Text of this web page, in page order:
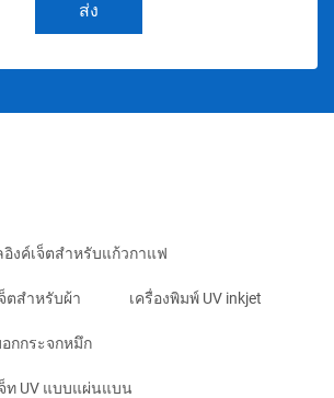
ส่ง
งค์เจ็ตสำหรับแก้วกาแฟ
ตสำหรับผ้า เครื่องพิมพ์ UV inkjet
กกระจกหมึก
ท UV แบบแผ่นแบน